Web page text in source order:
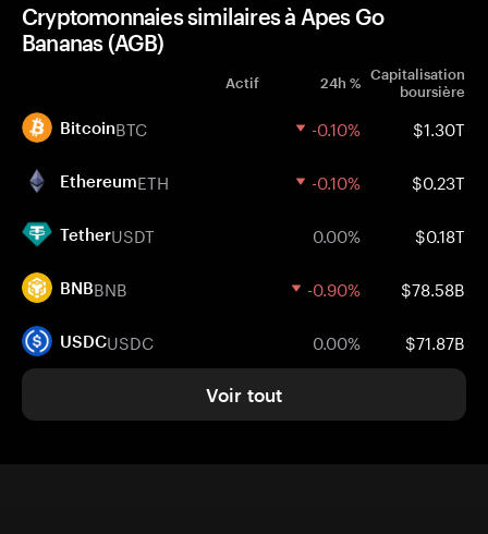
Cryptomonnaies similaires à Apes Go
Bananas (AGB)
Actif 24h % Capitalisation
boursière
BitcoinBTC -0.10% $1.30T
EthereumETH -0.10% $0.23T
TetherUSDT 0.00% $0.18T
BNBBNB -0.90% $78.58B
USDCUSDC 0.00% $71.87B
Voir tout